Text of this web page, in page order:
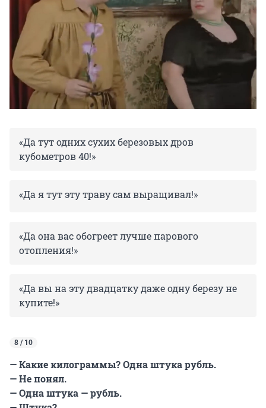
«Да тут одних сухих березовых дров
кубометров 40!»
«Да я тут эту траву сам выращивал!»
«Да она вас обогреет лучше парового
отопления!»
«Да вы на эту двадцатку даже одну березу не
купите!»
8 / 10
— Какие килограммы? Одна штука рубль.
— Не понял.
— Одна штука — рубль.